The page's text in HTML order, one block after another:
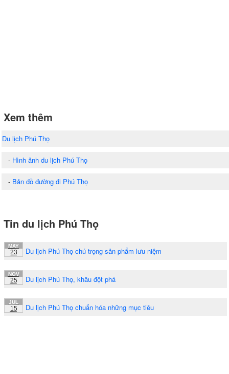
Xem thêm
Du lịch Phú Thọ
- Hình ảnh du lịch Phú Thọ
- Bản đồ đường đi Phú Thọ
Tin du lịch Phú Thọ
MAY
23 Du lịch Phú Thọ chú trọng sản phẩm lưu niệm
NOV
25 Du lịch Phú Thọ, khâu đột phá
JUL
15 Du lịch Phú Thọ chuẩn hóa những mục tiêu